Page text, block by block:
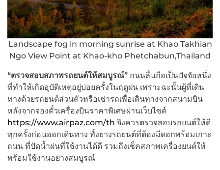
Landscape fog in morning sunrise at Khao Takhian
Ngo View Point at Khao-kho Phetchabun,Thailand
“ตรวจสอบสภาพรถยนต์ให้สมบูรณ์” ถนนลื่นถือเป็นปัจจัยหนึ่ง
ที่ทำให้เกิดอุบัติเหตุอยู่บ่อยครั้งในฤดูฝน เพราะฉะนั้นผู้ที่เดิน
ทางด้วยรถยนต์ส่วนตัวหรือเช่ารถเพื่อเดินทางจากสนามบิน
หลังจากจองตั๋วเครื่องบินราคาพิเศษผ่านเว็บไซต์
https://www.airpaz.com/th จึงควรตรวจสอบรถยนต์ให้ดี
ทุกครั้งก่อนออกเดินทาง ทั้งยางรถยนต์ที่ต้องมีดอกพร้อมเกาะ
ถนน ที่ปัดน้ำฝนที่ใช้งานได้ดี รวมถึงเช็คสภาพเครื่องยนต์ให้
พร้อมใช้งานอย่างสมบูรณ์